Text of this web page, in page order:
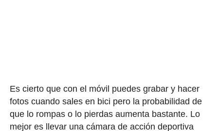
Es cierto que con el móvil puedes grabar y hacer
fotos cuando sales en bici pero la probabilidad de
que lo rompas o lo pierdas aumenta bastante. Lo
mejor es llevar una cámara de acción deportiva